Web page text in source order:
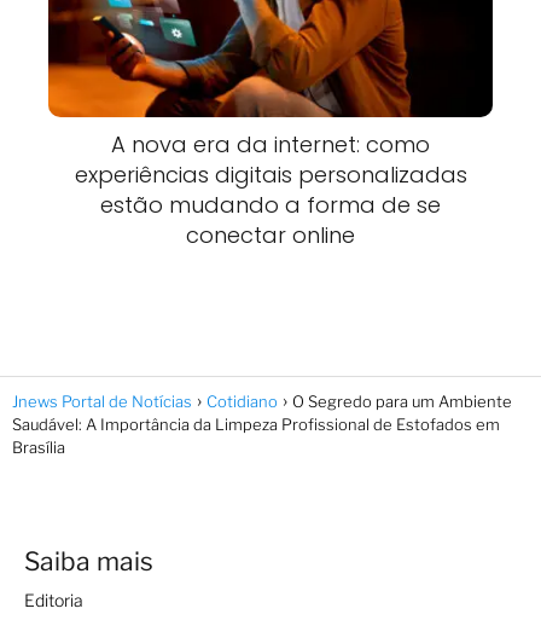
A nova era da internet: como
experiências digitais personalizadas
estão mudando a forma de se
conectar online
Jnews Portal de Notícias Cotidiano
O Segredo para um Ambiente
Saudável: A Importância da Limpeza Profissional de Estofados em
Brasília
Saiba mais
Editoria